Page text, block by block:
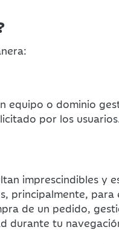
equipo o dominio
por los
imprescindibles y
principalmente, para
de un pedido,
durante tu